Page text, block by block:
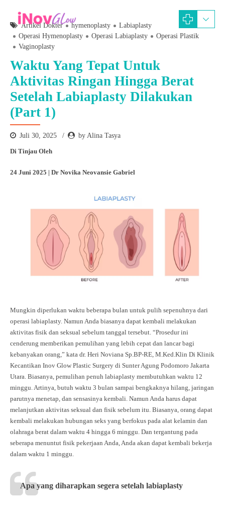
Artikel Dokter hymenoplasty
Labiaplasty
Operasi Hymenoplasty
Operasi Labiaplasty
Operasi Plastik
Vaginoplasty
Waktu Yang Tepat Untuk
Aktivitas Ringan Hingga Berat
Setelah Labiaplasty Dilakukan
(Part 1)
Juli 30, 2025 by Alina Tasya
Di Tinjau Oleh
24 Juni 2025 | Dr Novika Neovansie Gabriel
Mungkin diperlukan waktu beberapa bulan untuk pulih sepenuhnya dari
operasi labiaplasty. Namun Anda biasanya dapat kembali melakukan
aktivitas fisik dan seksual sebelum tanggal tersebut. “Prosedur ini
cenderung memberikan pemulihan yang lebih cepat dan lancar bagi
kebanyakan orang,” kata dr. Heri Noviana Sp.BP-RE, M.Ked.Klin Di Klinik
Kecantikan Inov Glow Plastic Surgery di Sunter Agung Podomoro Jakarta
Utara. Biasanya, pemulihan penuh labiaplasty membutuhkan waktu 12
minggu. Artinya, butuh waktu 3 bulan sampai bengkaknya hilang, jaringan
parutnya menetap, dan sensasinya kembali. Namun Anda harus dapat
melanjutkan aktivitas seksual dan fisik sebelum itu. Biasanya, orang dapat
kembali melakukan hubungan seks yang berfokus pada alat kelamin dan
olahraga berat dalam waktu 4 hingga 6 minggu. Dan tergantung pada
seberapa menuntut fisik pekerjaan Anda, Anda akan dapat kembali bekerja
dalam waktu 1 minggu.
Apa yang diharapkan segera setelah labiaplasty